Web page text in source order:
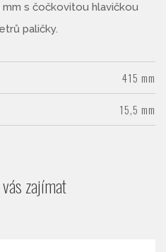
mm s čočkovitou hlavičkou
paličky.
415 mm
15,5 mm
zajímat